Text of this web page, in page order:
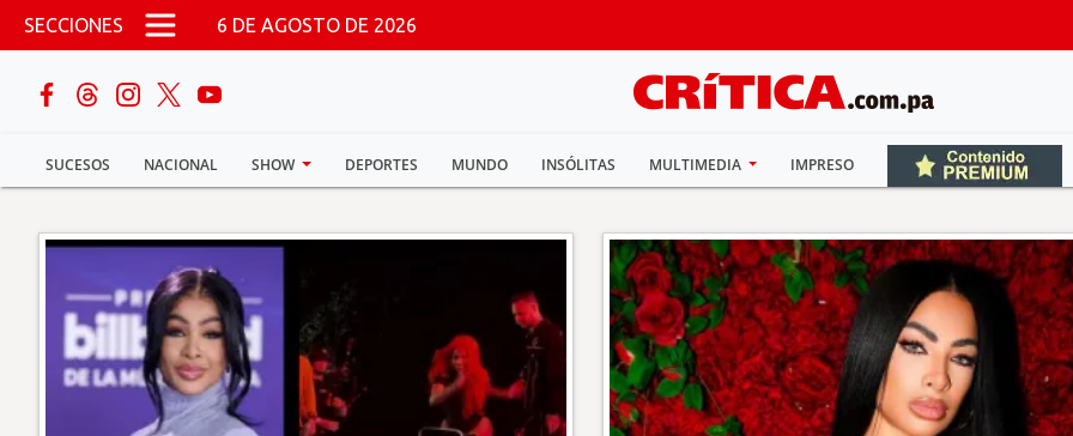
Pasar al contenido principal
SECCIONES 6 DE AGOSTO DE 2026
SUCESOS NACIONAL SHOW DEPORTES MUNDO INSÓLITAS MULTIMEDIA IMPRESO
buscar
Sucesos
Nacional
Política
Show